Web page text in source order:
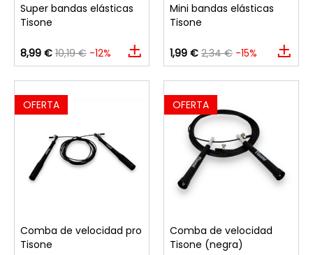
Super bandas elásticas
Tisone
8,99 € 10,19 € -12%
Mini bandas elásticas
Tisone
1,99 € 2,34 € -15%
OFERTA
Comba de velocidad pro
Tisone
OFERTA
Comba de velocidad
Tisone (negra)